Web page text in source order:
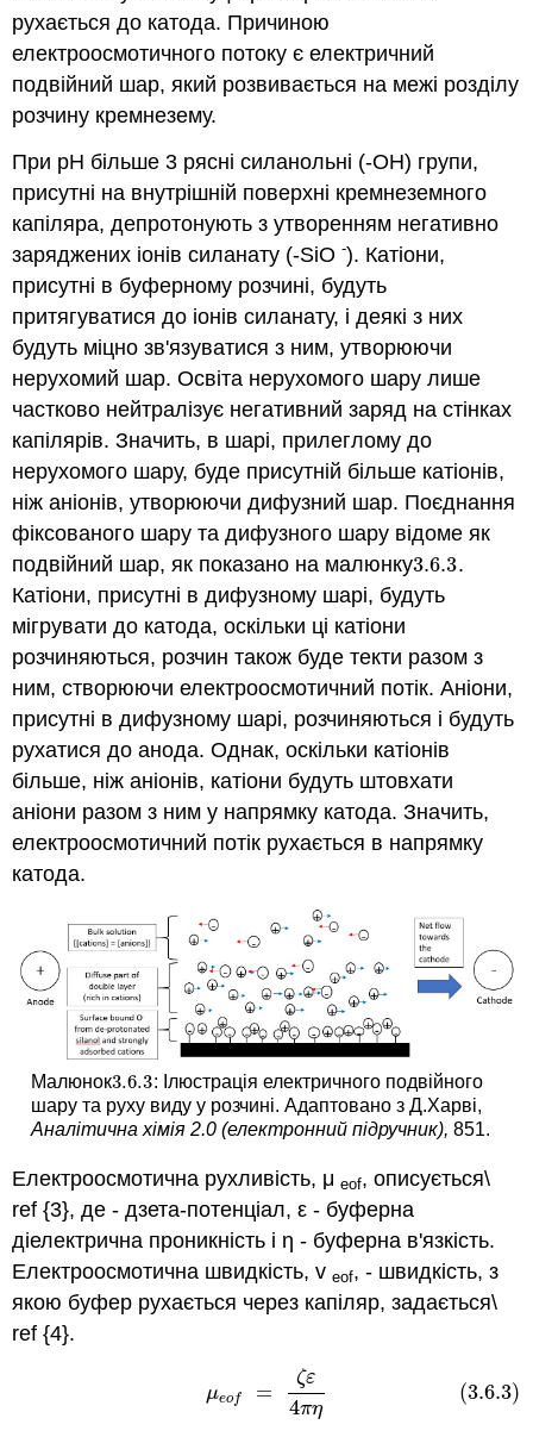
рухається до катода. Причиною
електроосмотичного потоку є електричний
подвійний шар, який розвивається на межі розділу
розчину кремнезему.
При рН більше 3 рясні силанольні (-ОН) групи,
присутні на внутрішній поверхні кремнеземного
капіляра, депротонують з утворенням негативно
заряджених іонів силанату (-SiO-). Катіони,
присутні в буферному розчині, будуть
притягуватися до іонів силанату, і деякі з них
будуть міцно зв'язуватися з ним, утворюючи
нерухомий шар. Освіта нерухомого шару лише
частково нейтралізує негативний заряд на стінках
капілярів. Значить, в шарі, прилеглому до
нерухомого шару, буде присутній більше катіонів,
ніж аніонів, утворюючи дифузний шар. Поєднання
фіксованого шару та дифузного шару відоме як
подвійний шар, як показано на малюнку3.6.3
3.6.3.
Катіони, присутні в дифузному шарі, будуть
мігрувати до катода, оскільки ці катіони
розчиняються, розчин також буде текти разом з
ним, створюючи електроосмотичний потік. Аніони,
присутні в дифузному шарі, розчиняються і будуть
рухатися до анода. Однак, оскільки катіонів
більше, ніж аніонів, катіони будуть штовхати
аніони разом з ним у напрямку катода. Значить,
електроосмотичний потік рухається в напрямку
катода.
Малюнок3.6.3
3.6.3: Ілюстрація електричного подвійного
шару та руху виду у розчині. Адаптовано з Д.Харві,
Аналітична хімія 2.0 (електронний підручник), 851.
Електроосмотична рухливість, μeof, описується\
ref {3}, де - дзета-потенціал, ε - буферна
діелектрична проникність і η - буферна в'язкість.
Електроосмотична швидкість, veof, - швидкість, з
якою буфер рухається через капіляр, задається\
ref {4}.
μeof =
ζε
4πη
(3.6.3)
ζε